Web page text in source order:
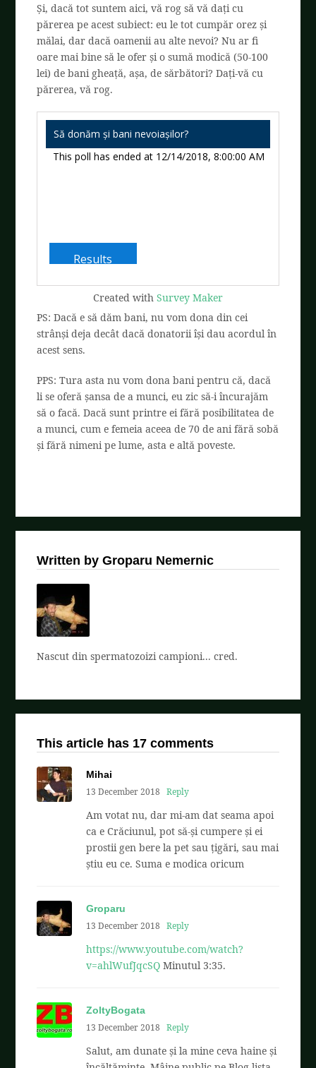
Și, dacă tot suntem aici, vă rog să vă dați cu
părerea pe acest subiect: eu le tot cumpăr orez și
mălai, dar dacă oamenii au alte nevoi? Nu ar fi
oare mai bine să le ofer și o sumă modică (50-100
lei) de bani gheață, așa, de sărbători? Dați-vă cu
părerea, vă rog.
Să donăm și bani nevoiașilor?
This poll has ended at 12/14/2018, 8:00:00 AM
Created with Survey Maker
PS: Dacă e să dăm bani, nu vom dona din cei
strânși deja decât dacă donatorii își dau acordul în
acest sens.
PPS: Tura asta nu vom dona bani pentru că, dacă
li se oferă șansa de a munci, eu zic să-i încurajăm
să o facă. Dacă sunt printre ei fără posibilitatea de
a munci, cum e femeia aceea de 70 de ani fără sobă
și fără nimeni pe lume, asta e altă poveste.
Written by Groparu Nemernic
Nascut din spermatozoizi campioni... cred.
This article has 17 comments
Mihai
13 December 2018
Reply
Am votat nu, dar mi-am dat seama apoi
ca e Crăciunul, pot să-și cumpere și ei
prostii gen bere la pet sau țigări, sau mai
știu eu ce. Suma e modica oricum
Groparu
13 December 2018
Reply
https://www.youtube.com/watch?
v=ahlWufJqcSQ Minutul 3:35.
ZoltyBogata
13 December 2018
Reply
Salut, am dunate și la mine ceva haine și